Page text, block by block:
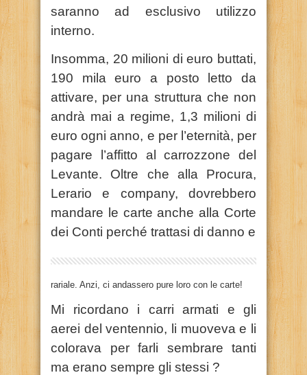
saranno ad esclusivo utilizzo
interno.
Insomma, 20 milioni di euro buttati,
190 mila euro a posto letto da
attivare, per una struttura che non
andrà mai a regime, 1,3 milioni di
euro ogni anno, e per l’eternità, per
pagare l’affitto al carrozzone del
Levante. Oltre che alla Procura,
Lerario e company, dovrebbero
mandare le carte anche alla Corte
dei Conti perché trattasi di danno e
rariale. Anzi, ci andassero pure loro con le carte!
Mi ricordano i carri armati e gli
aerei del ventennio, li muoveva e li
colorava per farli sembrare tanti
ma erano sempre gli stessi ?